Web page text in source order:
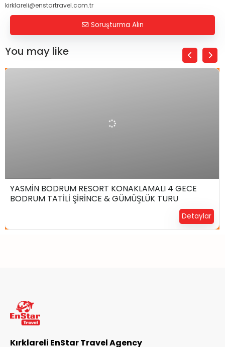
kirklareli@enstartravel.com.tr
Soruşturma Alın
You may like
6 Gün4 Gece
Yerinizi Ayırtın !
YASMİN BODRUM RESORT KONAKLAMALI 4 GECE
BODRUM TATİLİ ŞİRİNCE & GÜMÜŞLÜK TURU
Detaylar
Kırklareli EnStar Travel Agency